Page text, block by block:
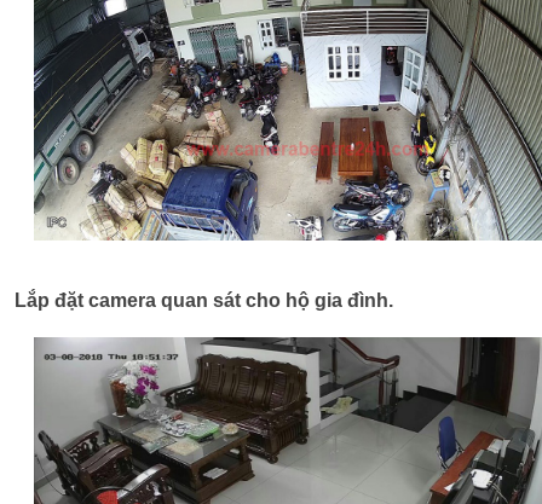
Lắp đặt camera quan sát cho hộ gia đình.